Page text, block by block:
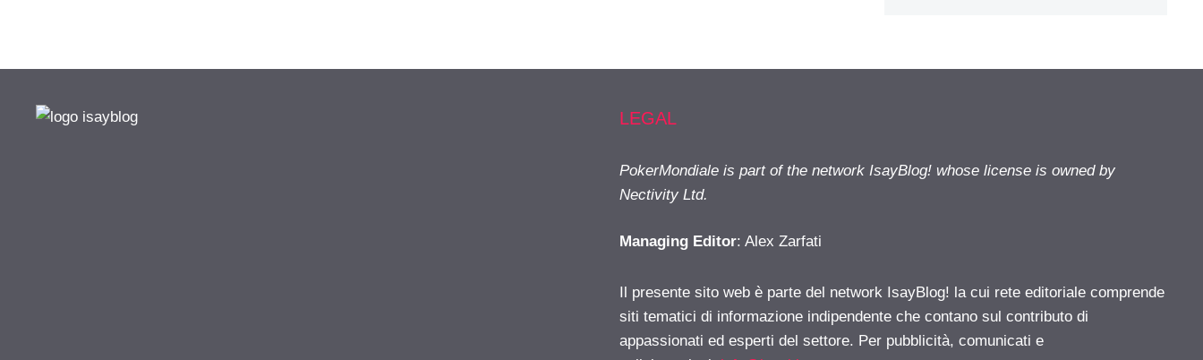
LEGAL
PokerMondiale is part of the network IsayBlog! whose license is owned by
Nectivity Ltd.
Managing Editor: Alex Zarfati
Il presente sito web è parte del network IsayBlog! la cui rete editoriale comprende
siti tematici di informazione indipendente che contano sul contributo di
appassionati ed esperti del settore. Per pubblicità, comunicati e